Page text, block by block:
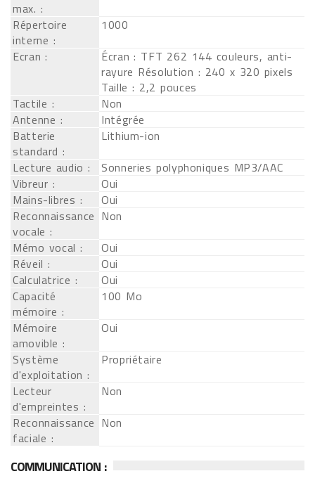
max. :
Répertoire
interne :
1000
Ecran :
Écran : TFT 262 144 couleurs, anti-
rayure Résolution : 240 x 320 pixels
Taille : 2,2 pouces
Tactile :
Non
Antenne :
Intégrée
Batterie
standard :
Lithium-ion
Lecture audio :
Sonneries polyphoniques MP3/AAC
Vibreur :
Oui
Mains-libres :
Oui
Reconnaissance
vocale :
Non
Mémo vocal :
Oui
Réveil :
Oui
Calculatrice :
Oui
Capacité
mémoire :
100 Mo
Mémoire
amovible :
Oui
Système
d'exploitation :
Propriétaire
Lecteur
d'empreintes :
Non
Reconnaissance
faciale :
Non
COMMUNICATION :